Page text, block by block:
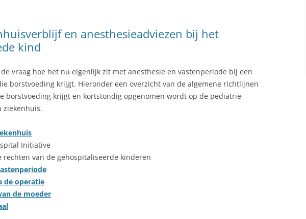
en anesthesieadviezen bij het
kind
vraag hoe het nu eigenlijk zit met anesthesie en vastenperiode bij een
borstvoeding krijgt. Hieronder een overzicht van de algemene richtlijnen
borstvoeding krijgt en kortstondig opgenomen wordt op de pediatrie-
ziekenhuis.
Initiative
rechten van de gehospitaliseerde kinderen
de operatie
de moeder